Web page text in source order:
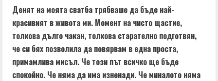
Денят на моята сватба трябваше да бъде най-
красивият в живота ми. Момент на чисто щастие,
толкова дълго чакан, толкова старателно подготвян,
че си бях позволила да повярвам в една проста,
примамлива мисъл. Че този път всичко ще бъде
спокойно. Че няма да има изненади. Че миналото няма